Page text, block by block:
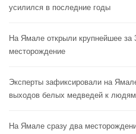
усилился в последние годы
На Ямале открыли крупнейшее за
месторождение
Эксперты зафиксировали на
выходов белых медведей к людям
На Ямале сразу два